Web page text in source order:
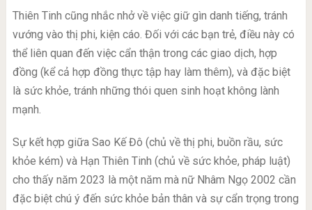
Thiên Tinh cũng nhắc nhở về việc giữ gìn danh tiếng, tránh
vướng vào thị phi, kiện cáo. Đối với các bạn trẻ, điều này có
thể liên quan đến việc cẩn thận trong các giao dịch, hợp
đồng (kể cả hợp đồng thực tập hay làm thêm), và đặc biệt
là sức khỏe, tránh những thói quen sinh hoạt không lành
mạnh.
Sự kết hợp giữa Sao Kế Đô (chủ về thị phi, buồn rầu, sức
khỏe kém) và Hạn Thiên Tinh (chủ về sức khỏe, pháp luật)
cho thấy năm 2023 là một năm mà nữ Nhâm Ngọ 2002 cần
đặc biệt chú ý đến sức khỏe bản thân và sự cẩn trọng trong